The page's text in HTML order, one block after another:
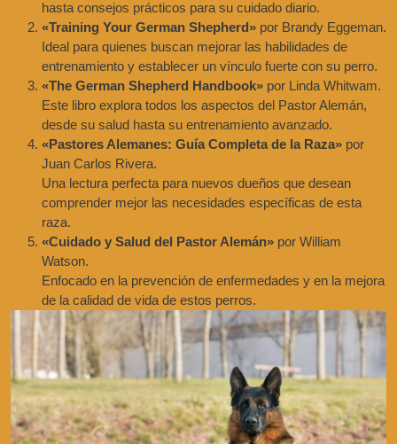
hasta consejos prácticos para su cuidado diario.
«Training Your German Shepherd» por Brandy Eggeman.
Ideal para quienes buscan mejorar las habilidades de
entrenamiento y establecer un vínculo fuerte con su perro.
«The German Shepherd Handbook» por Linda Whitwam.
Este libro explora todos los aspectos del Pastor Alemán,
desde su salud hasta su entrenamiento avanzado.
«Pastores Alemanes: Guía Completa de la Raza» por
Juan Carlos Rivera.
Una lectura perfecta para nuevos dueños que desean
comprender mejor las necesidades específicas de esta
raza.
«Cuidado y Salud del Pastor Alemán» por William
Watson.
Enfocado en la prevención de enfermedades y en la mejora
de la calidad de vida de estos perros.